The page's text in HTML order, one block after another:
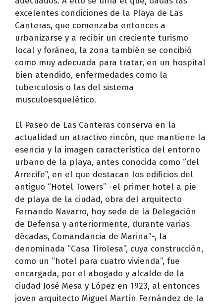
excelentes condiciones de la Playa de Las
Canteras, que comenzaba entonces a
urbanizarse y a recibir un creciente turismo
local y foráneo, la zona también se concibió
como muy adecuada para tratar, en un hospital
bien atendido, enfermedades como la
tuberculosis o las del sistema
musculoesquelético.
El Paseo de Las Canteras conserva en la
actualidad un atractivo rincón, que mantiene la
esencia y la imagen característica del entorno
urbano de la playa, antes conocida como “del
Arrecife”, en el que destacan los edificios del
antiguo “Hotel Towers” -el primer hotel a pie
de playa de la ciudad, obra del arquitecto
Fernando Navarro, hoy sede de la Delegación
de Defensa y anteriormente, durante varias
décadas, Comandancia de Marina”-, la
denominada “Casa Tirolesa”, cuya construcción,
como un “hotel para cuatro vivienda”, fue
encargada, por el abogado y alcalde de la
ciudad José Mesa y López en 1923, al entonces
joven arquitecto Miguel Martín Fernández de la